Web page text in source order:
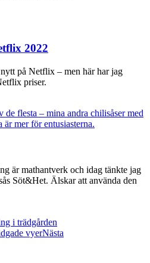
2022
på Netflix – men här har jag
priser.
är mathantverk och idag tänkte jag
Söt&Het. Älskar att använda den
i trädgården
vyerNästa